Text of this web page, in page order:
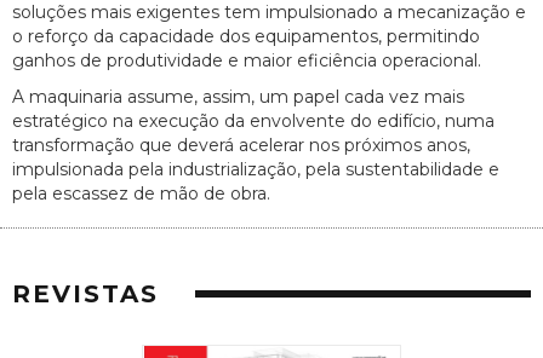
soluções mais exigentes tem impulsionado a mecanização e
o reforço da capacidade dos equipamentos, permitindo
ganhos de produtividade e maior eficiência operacional.
A maquinaria assume, assim, um papel cada vez mais
estratégico na execução da envolvente do edifício, numa
transformação que deverá acelerar nos próximos anos,
impulsionada pela industrialização, pela sustentabilidade e
pela escassez de mão de obra.
REVISTAS